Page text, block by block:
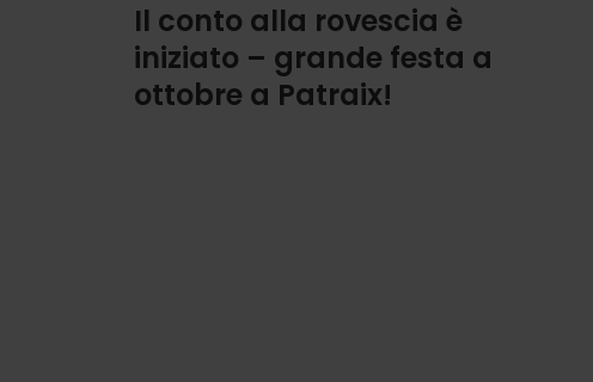
Il conto alla rovescia è
iniziato – grande festa a
ottobre a Patraix!